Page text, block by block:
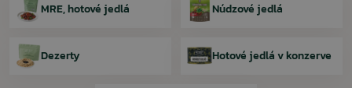
MRE, hotové jedlá Núdzové jedlá
Dezerty Hotové jedlá v konzerve